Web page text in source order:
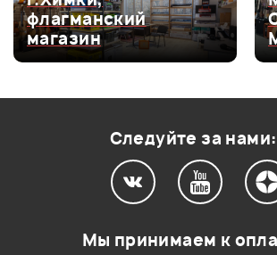
Оценка4
Оценка3
флагманский
магазин
Следуйте за нами:
Мы принимаем к